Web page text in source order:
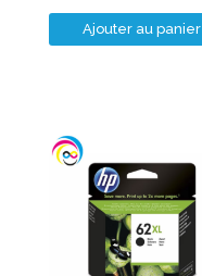
de
HP_364XLM
Ajouter au panier